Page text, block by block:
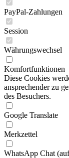
PayPal-Zahlungen
Session
Währungswechsel
Komfortfunktionen
Diese Cookies
ansprechender zu
des Besuchers.
Google Translate
Merkzettel
WhatsApp Chat